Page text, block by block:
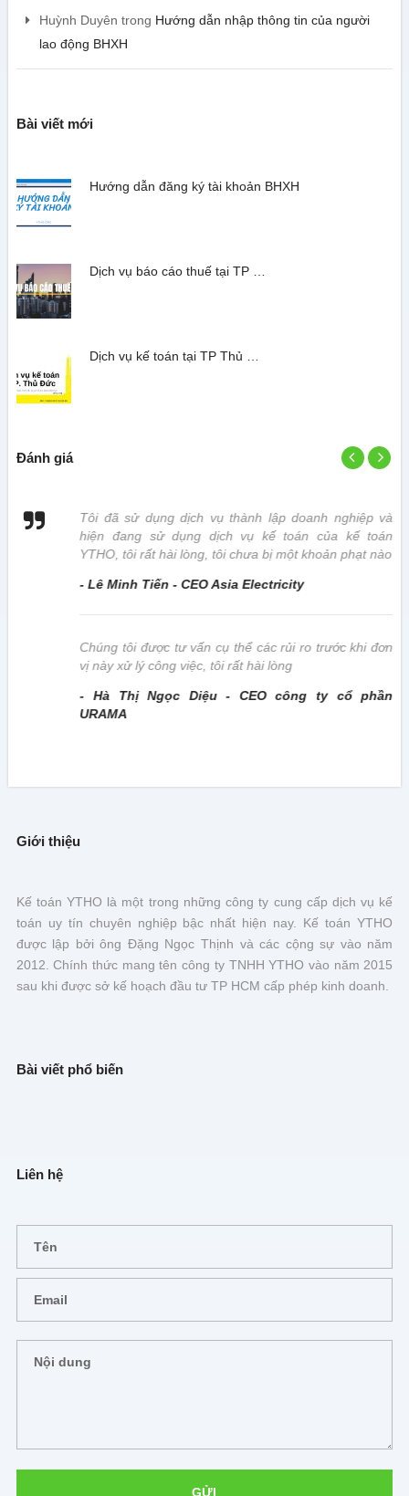
Huỳnh Duyên trong Hướng dẫn nhập thông tin của người
lao động BHXH
Bài viết mới
Hướng dẫn đăng ký tài khoản BHXH
Dịch vụ báo cáo thuế tại TP …
Dịch vụ kế toán tại TP Thủ …
Đánh giá
Tôi đã sử dụng dịch vụ thành lập doanh nghiệp và
hiện đang sử dụng dịch vụ kế toán của kế toán
YTHO, tôi rất hài lòng, tôi chưa bị một khoản phạt nào
- Lê Minh Tiến - CEO Asia Electricity
Chúng tôi được tư vấn cụ thể các rủi ro trước khi đơn
vị này xử lý công việc, tôi rất hài lòng
- Hà Thị Ngọc Diệu - CEO công ty cổ phần
URAMA
Giới thiệu
Kế toán YTHO là một trong những công ty cung cấp dịch vụ kế
toán uy tín chuyên nghiệp bậc nhất hiện nay. Kế toán YTHO
được lập bởi ông Đặng Ngọc Thịnh và các cộng sự vào năm
2012. Chính thức mang tên công ty TNHH YTHO vào năm 2015
sau khi được sở kế hoạch đầu tư TP HCM cấp phép kinh doanh.
Bài viết phổ biến
Liên hệ